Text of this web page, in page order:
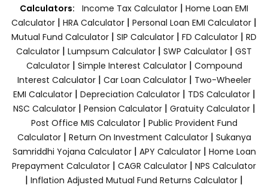
Calculators: Income Tax Calculator | Home Loan EMI
Calculator | HRA Calculator | Personal Loan EMI Calculator |
Mutual Fund Calculator | SIP Calculator | FD Calculator | RD
Calculator | Lumpsum Calculator | SWP Calculator | GST
Calculator| Simple Interest Calculator| Compound
Interest Calculator| Car Loan Calculator| Two-Wheeler
EMI Calculator| Depreciation Calculator| TDS Calculator|
NSC Calculator| Pension Calculator| Gratuity Calculator|
Post Office MIS Calculator| Public Provident Fund
Calculator| Return On Investment Calculator| Sukanya
Samriddhi Yojana Calculator| APY Calculator| Home Loan
Prepayment Calculator | CAGR Calculator | NPS Calculator
| Inflation Adjusted Mutual Fund Returns Calculator |